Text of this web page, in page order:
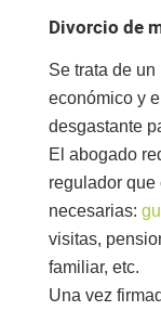
Divorcio de
Se trata de
económico y
desgastante
El abogado
regulador
necesarias:
visitas,
familiar, etc.
Una vez